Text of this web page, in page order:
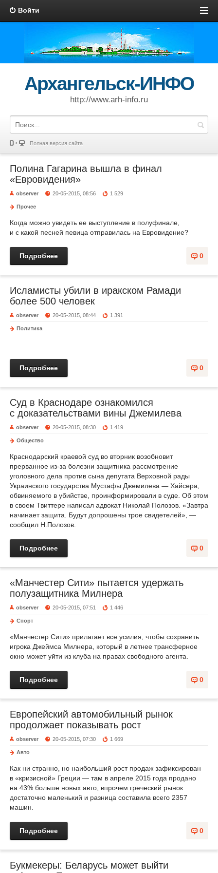
Войти
Архангельск-ИНФО
http://www.arh-info.ru
Полная версия сайта
Полина Гагарина вышла в финал
«Евровидения»
observer 20-05-2015, 08:56 1 529
Прочее
Когда можно увидеть ее выступление в полуфинале,
и с какой песней певица отправилась на Евровидение?
0
Подробнее
Исламисты убили в иракском Рамади
более 500 человек
observer 20-05-2015, 08:44 1 391
Политика
0
Подробнее
Суд в Краснодаре ознакомился
с доказательствами вины Джемилева
observer 20-05-2015, 08:30 1 419
Общество
Краснодарский краевой суд во вторник возобновит
прерванное из-за болезни защитника рассмотрение
уголовного дела против сына депутата Верховной рады
Украинского государства Мустафы Джемилева — Хайсера,
обвиняемого в убийстве, проинформировали в суде. Об этом
в своем Твиттере написал адвокат Николай Полозов. «Завтра
начинает защита. Будут допрошены трое свидетелей», —
сообщил Н.Полозов.
0
Подробнее
«Манчестер Сити» пытается удержать
полузащитника Милнера
observer 20-05-2015, 07:51 1 446
Спорт
«Манчестер Сити» прилагает все усилия, чтобы сохранить
игрока Джеймса Милнера, который в летнее трансферное
окно может уйти из клуба на правах свободного агента.
0
Подробнее
Европейский автомобильный рынок
продолжает показывать рост
observer 20-05-2015, 07:30 1 669
Авто
Как ни странно, но наибольший рост продаж зафиксирован
в «кризисной» Греции — там в апреле 2015 года продано
на 43% больше новых авто, впрочем греческий рынок
достаточно маленький и разница составила всего 2357
машин.
0
Подробнее
Букмекеры: Беларусь может выйти